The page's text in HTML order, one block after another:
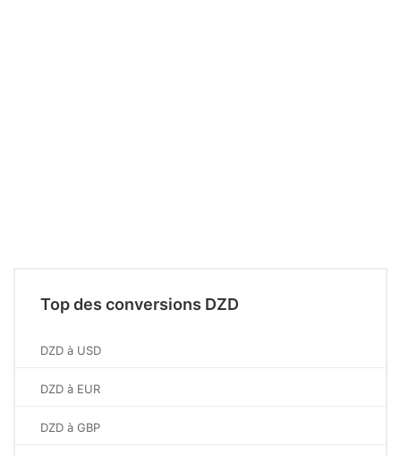
Top des conversions DZD
DZD à USD
DZD à EUR
DZD à GBP